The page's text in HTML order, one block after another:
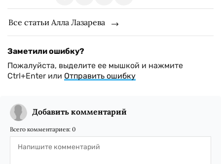
Все статьи Алла Лазарева
Заметили ошибку?
Пожалуйста, выделите ее мышкой и нажмите
Ctrl+Enter или Отправить ошибку
Добавить комментарий
Всего комментариев: 0